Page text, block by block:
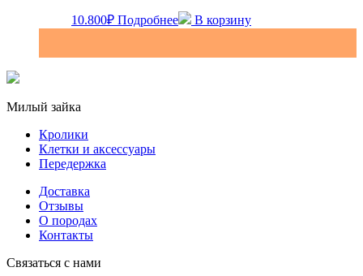
10.800₽ Подробнее В корзину
Милый зайка
Кролики
Клетки и аксессуары
Передержка
Доставка
Отзывы
О породах
Контакты
Связаться с нами